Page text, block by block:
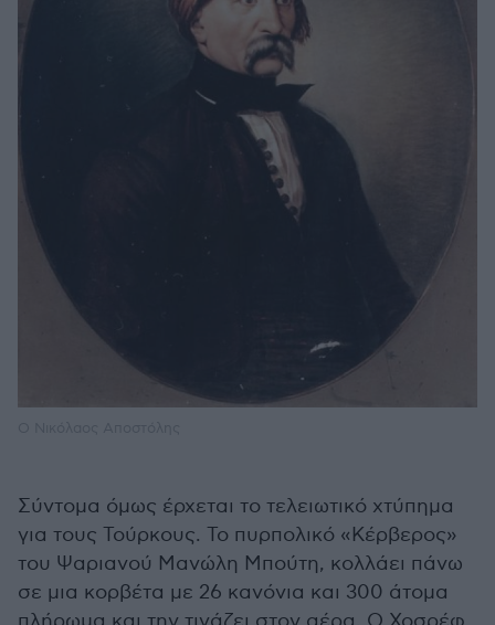
Σύντομα όμως έρχεται το τελειωτικό χτύπημα
για τους Τούρκους. Το πυρπολικό «Κέρβερος»
του Ψαριανού Μανώλη Μπούτη, κολλάει πάνω
σε μια κορβέτα με 26 κανόνια και 300 άτομα